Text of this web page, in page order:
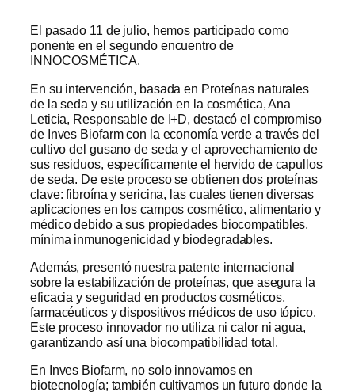
El pasado 11 de julio, hemos participado como
ponente en el segundo encuentro de
INNOCOSMÉTICA.
En su intervención, basada en Proteínas naturales
de la seda y su utilización en la cosmética, Ana
Leticia, Responsable de I+D, destacó el compromiso
de Inves Biofarm con la economía verde a través del
cultivo del gusano de seda y el aprovechamiento de
sus residuos, específicamente el hervido de capullos
de seda. De este proceso se obtienen dos proteínas
clave: fibroína y sericina, las cuales tienen diversas
aplicaciones en los campos cosmético, alimentario y
médico debido a sus propiedades biocompatibles,
mínima inmunogenicidad y biodegradables.
Además, presentó nuestra patente internacional
sobre la estabilización de proteínas, que asegura la
eficacia y seguridad en productos cosméticos,
farmacéuticos y dispositivos médicos de uso tópico.
Este proceso innovador no utiliza ni calor ni agua,
garantizando así una biocompatibilidad total.
En Inves Biofarm, no solo innovamos en
biotecnología; también cultivamos un futuro donde la